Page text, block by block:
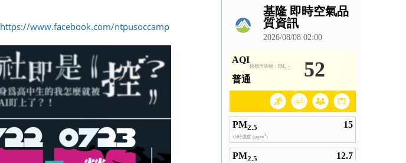
https://www.facebook.com/ntpusoccamp